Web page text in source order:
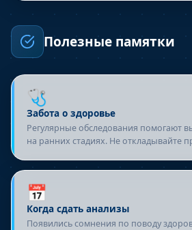
Полезные памятки
🩺
Забота о здоровье
Регулярные обследования помогают
на ранних стадиях. Не откладывайте
📅
Когда сдать анализы
Появились сомнения по поводу